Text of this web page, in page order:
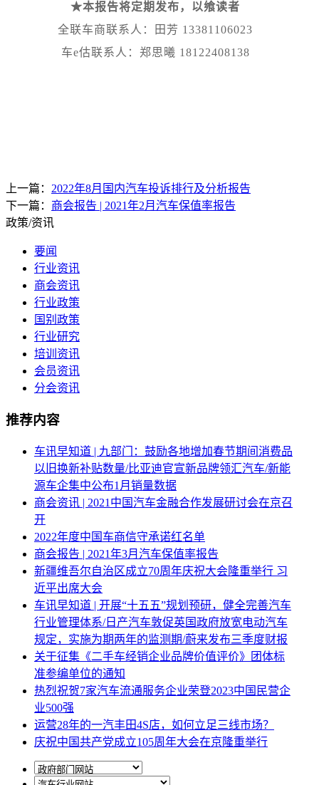
★本报告将定期发布，以飨读者
全联车商联系人：田芳 13381106023
车e估联系人：郑思曦 18122408138
上一篇： 2022年8月国内汽车投诉排行及分析报告
下一篇： 商会报告 | 2021年2月汽车保值率报告
政策/资讯
要闻
行业资讯
商会资讯
行业政策
国别政策
行业研究
培训资讯
会员资讯
分会资讯
推荐内容
车讯早知道 | 九部门：鼓励各地增加春节期间消费品
以旧换新补贴数量/比亚迪官宣新品牌领汇汽车/新能
源车企集中公布1月销量数据
商会资讯 | 2021中国汽车金融合作发展研讨会在京召
开
2022年度中国车商信守承诺红名单
商会报告 | 2021年3月汽车保值率报告
新疆维吾尔自治区成立70周年庆祝大会隆重举行 习
近平出席大会
车讯早知道 | 开展“十五五”规划预研，健全完善汽车
行业管理体系/日产汽车敦促英国政府放宽电动汽车
规定，实施为期两年的监测期/蔚来发布三季度财报
关于征集《二手车经销企业品牌价值评价》团体标
准参编单位的通知
热烈祝贺7家汽车流通服务企业荣登2023中国民营企
业500强
运营28年的一汽丰田4S店，如何立足三线市场？
庆祝中国共产党成立105周年大会在京隆重举行